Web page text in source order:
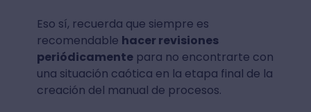
Eso sí, recuerda que siempre es
recomendable hacer revisiones
periódicamentepara no encontrarte con
una situación caótica en la etapa final de la
creación del manual de procesos.